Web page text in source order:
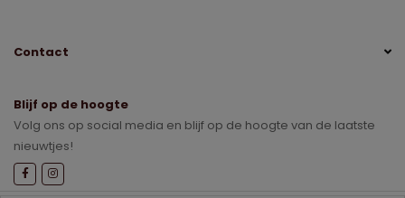
Contact
Blijf op de hoogte
Volg ons op social media en blijf op de hoogte van de laatste
nieuwtjes!